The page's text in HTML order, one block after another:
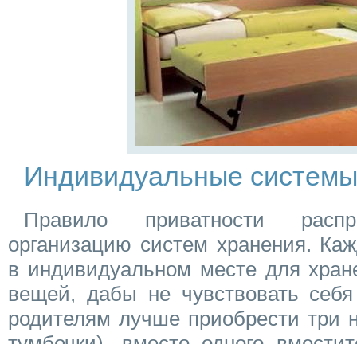
Индивидуальные
Правило приватности
организацию систем хранения.
в индивидуальном месте для
вещей, дабы не чувствовать
родителям лучше приобрести три